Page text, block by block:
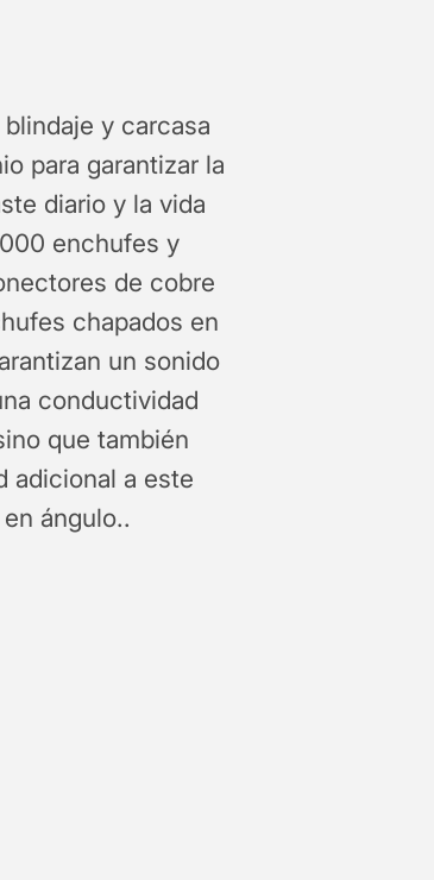
y carcasa
para garantizar la
diario y la vida
enchufes y
de cobre
chapados en
un sonido
conductividad
que también
adicional a este
ángulo..